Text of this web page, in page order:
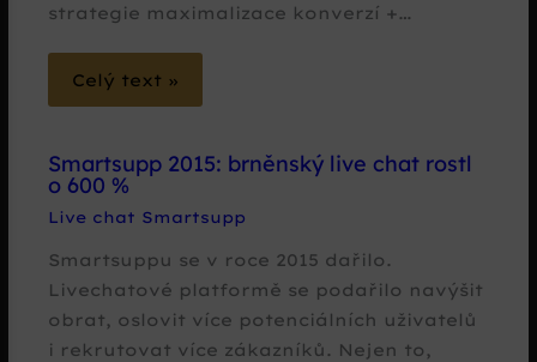
strategie maximalizace konverzí +…
Celý text »
Smartsupp 2015: brněnský live chat rostl
o 600 %
Live chat Smartsupp
Smartsuppu se v roce 2015 dařilo.
Livechatové platformě se podařilo navýšit
obrat, oslovit více potenciálních uživatelů
i rekrutovat více zákazníků. Nejen to,